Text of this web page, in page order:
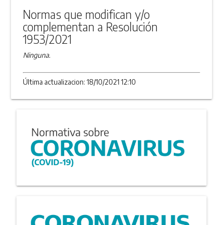
Normas que modifican y/o
complementan a Resolución
1953/2021
Ninguna.
Última actualizacion: 18/10/2021 12:10